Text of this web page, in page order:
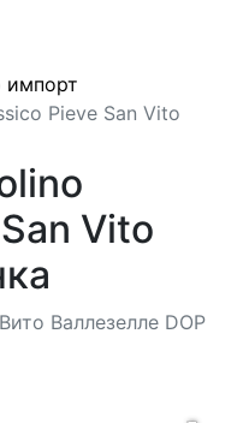
импорт
Pieve San Vito
Vito
Валлезелле DOP